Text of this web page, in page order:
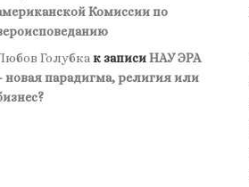
Комиссии по
Голубкак записиНАУ ЭРА
новая парадигма, религия или